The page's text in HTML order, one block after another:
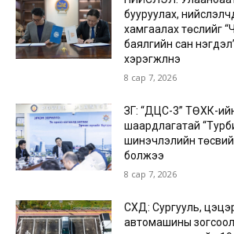
бууруулах,
хамгаалах төслийг
баялгийн сан
хэрэгжүүлнэ
8 сар 7, 2026
ЗГ: “ДЦС-3” ТӨХК-
шаардлагатай
шинэчлэлийн
болжээ
8 сар 7, 2026
СХД: Сургууль,
автомашины